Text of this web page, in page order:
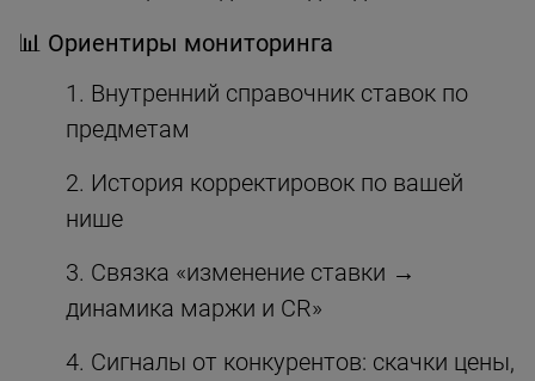
📊 Ориентиры мониторинга
Внутренний справочник ставок по
предметам
История корректировок по вашей
нише
Связка «изменение ставки →
динамика маржи и CR»
Сигналы от конкурентов: скачки цены,